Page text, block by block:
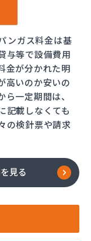
ンガス料金は基
与等で設備費用
金が分かれた明
高いのか安いの
一定期間は、
記載しなくても
の検針票や請求
見る